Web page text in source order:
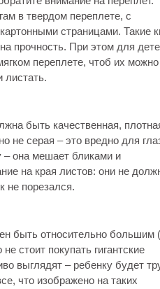
в твердом переплете, с
страницами. Такие
прочность. При этом для
переплете, чтоб их можно
листать.
быть качественная,
не серая – это вредно для
– она мешает бликами и
на края листов: они не
не порезался.
быть относительно большим
стоит покупать гигантские
выглядят – ребенку будет
что изображено на таких